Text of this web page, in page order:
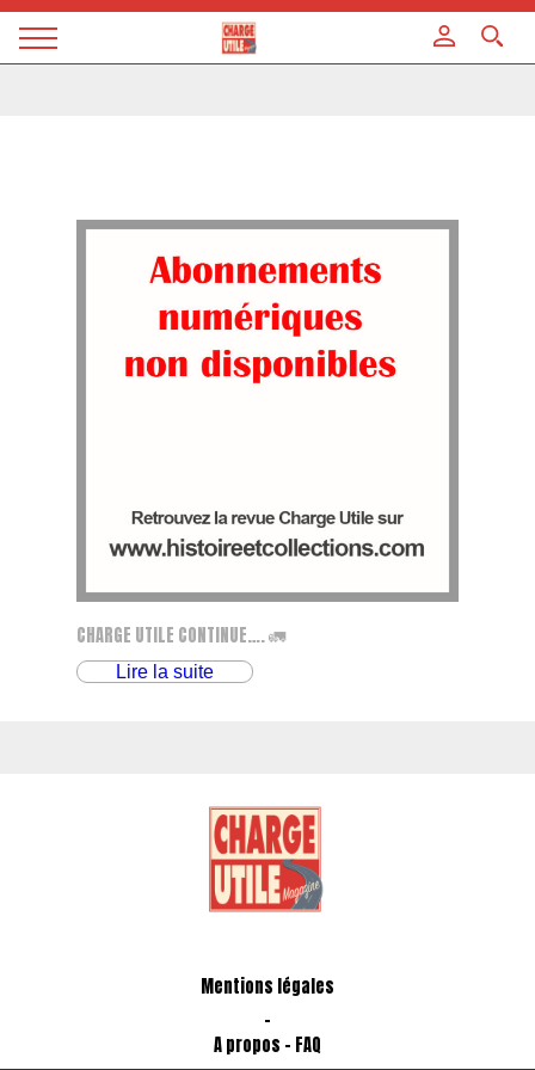
Magazine
CHARGE UTILE CONTINUE…. 🚛
Lire la suite
Mentions légales
-
A propos - FAQ
Panneau de gestion des cookies